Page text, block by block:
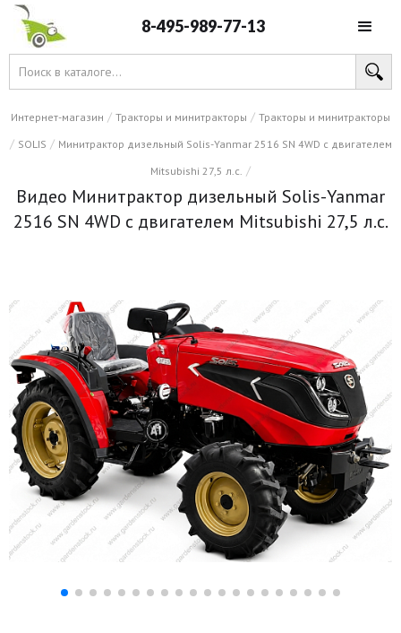
8-495-989-77-13
Интернет-магазин / Тракторы и минитракторы / Тракторы и минитракторы
/ SOLIS / Минитрактор дизельный Solis-Yanmar 2516 SN 4WD с двигателем
Mitsubishi 27,5 л.с. /
Видео Минитрактор дизельный Solis-Yanmar
2516 SN 4WD с двигателем Mitsubishi 27,5 л.с.